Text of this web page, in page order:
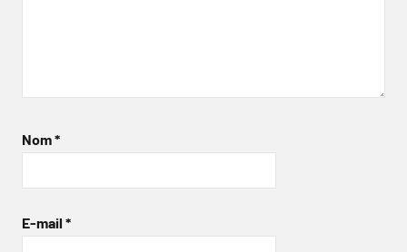
Nom*
E-mail *